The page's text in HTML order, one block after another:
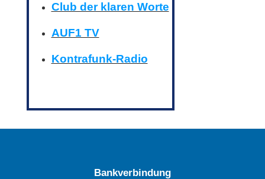
Club der klaren Worte
AUF1 TV
Kontrafunk-Radio
Bankverbindung